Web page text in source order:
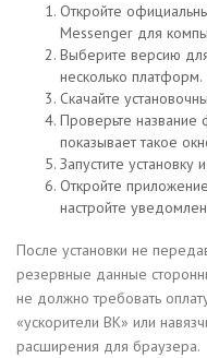
Откройте
Messenger для
Выберите версию
несколько платформ.
Скачайте
Проверьте название
показывает такое
Запустите
Откройте
настройте
После установки не
резервные данные
не должно требовать
«ускорители ВК» или
расширения для браузера.